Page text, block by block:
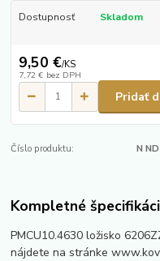
Dostupnosť Skladom
9,50 €/KS
7,72 € bez DPH
Pridať
Číslo produktu: N
Kompletné
PMCU10.4630 ložisko
nájdete na stránke